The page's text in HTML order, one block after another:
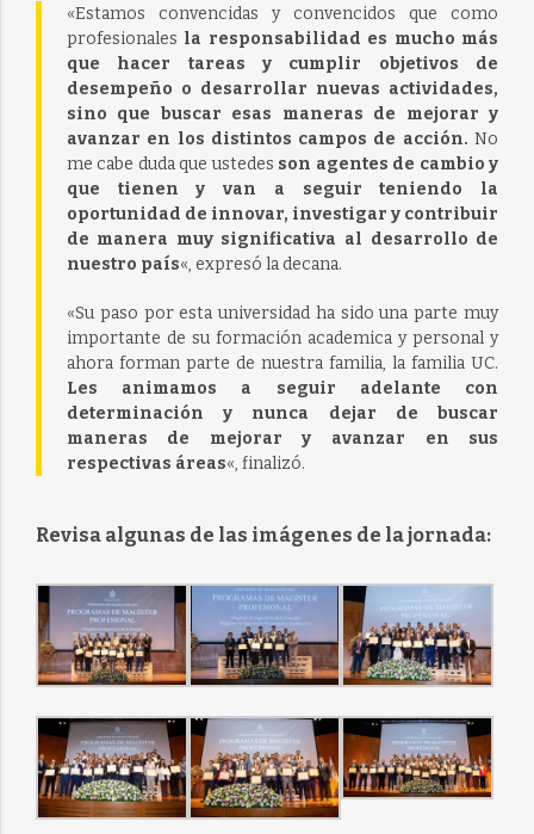
«Estamos convencidas y convencidos que como
profesionales la responsabilidad es mucho más
que hacer tareas y cumplir objetivos de
desempeño o desarrollar nuevas actividades,
sino que buscar esas maneras de mejorar y
avanzar en los distintos campos de acción. No
me cabe duda que ustedes son agentes de cambio y
que tienen y van a seguir teniendo la
oportunidad de innovar, investigar y contribuir
de manera muy significativa al desarrollo de
nuestro país«, expresó la decana.
«Su paso por esta universidad ha sido una parte muy
importante de su formación academica y personal y
ahora forman parte de nuestra familia, la familia UC.
Les animamos a seguir adelante con
determinación y nunca dejar de buscar
maneras de mejorar y avanzar en sus
respectivas áreas«, finalizó.
Revisa algunas de las imágenes de la jornada: